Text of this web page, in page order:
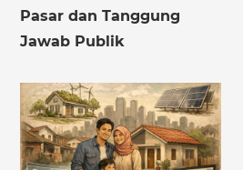
Pasar dan Tanggung
Jawab Publik